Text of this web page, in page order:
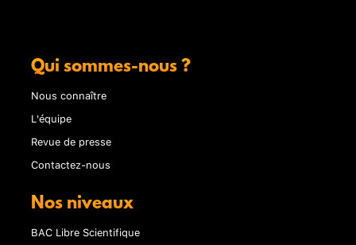
Qui sommes-nous ?
Nous connaître
L'équipe
Revue de presse
Contactez-nous
Nos niveaux
BAC Libre Scientifique